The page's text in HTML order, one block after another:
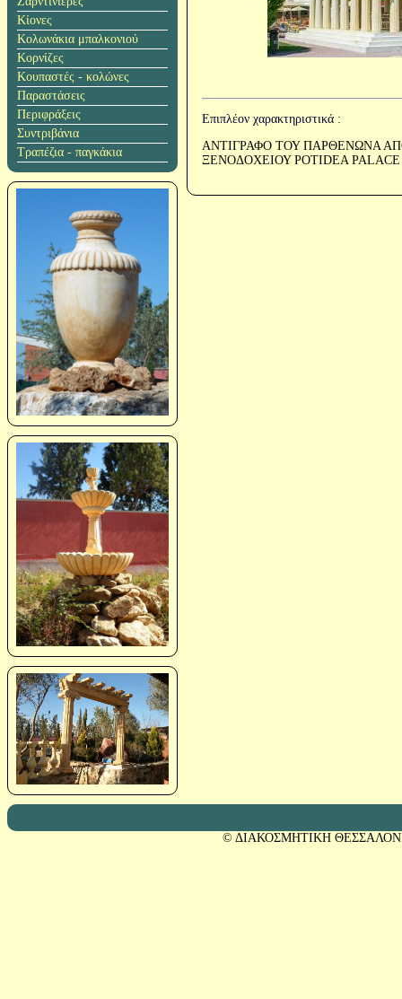
Κίονες
Κολωνάκια μπαλκονιού
Κορνίζες
Κουπαστές - κολώνες
Παραστάσεις
Περιφράξεις
Συντριβάνια
Τραπέζια - παγκάκια
Επιπλέον χαρακτηριστικά :
ΑΝΤΙΓΡΑΦΟ ΤΟΥ ΠΑΡΘΕΝΩΝΑ
ΞΕΝΟΔΟΧΕΙΟΥ POTIDEA PALACE
© ΔΙΑΚΟΣΜΗΤΙΚΗ